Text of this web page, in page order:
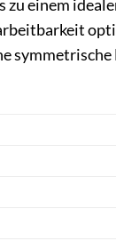
einem